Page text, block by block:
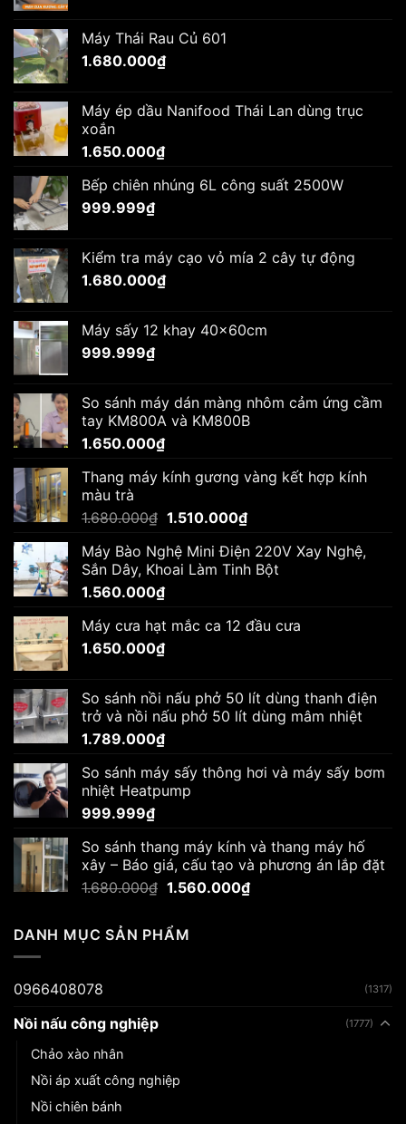
Máy Thái Rau Củ 601
1.680.000₫
Máy ép dầu Nanifood Thái Lan dùng trục
xoắn
1.650.000₫
Bếp chiên nhúng 6L công suất 2500W
999.999₫
Kiểm tra máy cạo vỏ mía 2 cây tự động
1.680.000₫
Máy sấy 12 khay 40x60cm
999.999₫
So sánh máy dán màng nhôm cảm ứng cầm
tay KM800A và KM800B
1.650.000₫
Thang máy kính gương vàng kết hợp kính
màu trà
1.680.000₫ Giá
là:
1.680.000₫.
1.510.000₫Giá
tại
là:
Máy Bào Nghệ Mini Điện 220V Xay Nghệ,
Sắn Dây, Khoai Làm Tinh Bột
1.560.000₫
Máy cưa hạt mắc ca 12 đầu cưa
1.650.000₫
So sánh nồi nấu phở 50 lít dùng thanh điện
trở và nồi nấu phở 50 lít dùng mâm nhiệt
1.789.000₫
So sánh máy sấy thông hơi và máy sấy bơm
nhiệt Heatpump
999.999₫
So sánh thang máy kính và thang máy hố
xây – Báo giá, cấu tạo và phương án lắp đặt
1.680.000₫ Giá
là:
1.680.000₫.
1.560.000₫Giá
DANH MỤC SẢN PHẨM
0966408078 (1317)
Nồi nấu công nghiệp (1777)
Chảo xào nhân
Nồi áp xuất công nghiệp
Nồi chiên bánh